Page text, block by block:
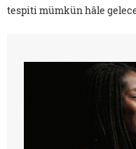
tespiti mümkün hâle